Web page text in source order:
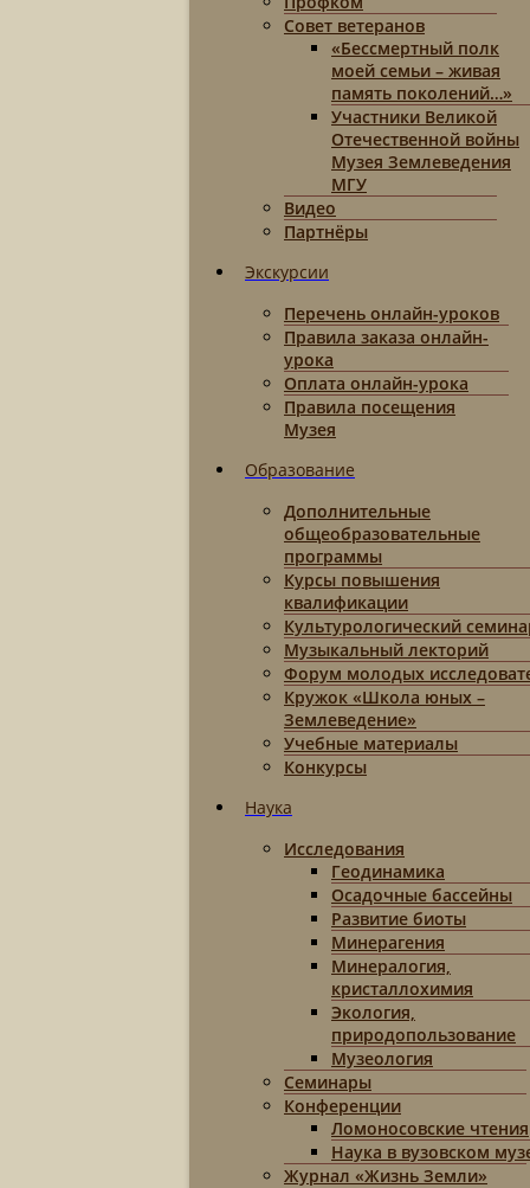
Совет ветеранов
«Бессмертный полк
моей семьи – живая
память поколений…»
Участники Великой
Отечественной войны
Музея Землеведения
МГУ
Видео
Партнёры
Экскурсии
Перечень онлайн-уроков
Правила заказа онлайн-
урока
Оплата онлайн-урока
Правила посещения
Музея
Образование
Дополнительные
общеобразовательные
программы
Курсы повышения
квалификации
Культурологический
Музыкальный лекторий
Форум молодых
Кружок «Школа юных –
Землеведение»
Учебные материалы
Конкурсы
Наука
Исследования
Геодинамика
Осадочные бассейны
Развитие биоты
Минерагения
Минералогия,
кристаллохимия
Экология,
природопользование
Музеология
Семинары
Конференции
Ломоносовские чтения
Наука в вузовском
Журнал «Жизнь Земли»